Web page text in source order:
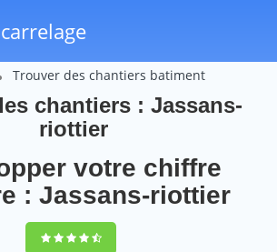
Trouver des chantiers batiment
chantiers : Jassans-
riottier
votre chiffre
: Jassans-riottier